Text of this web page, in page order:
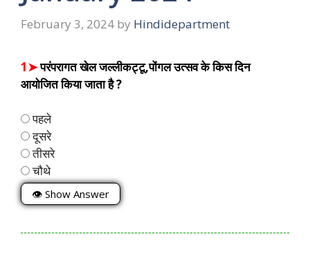
February 3, 2024 by Hindidepartment
1➤परंपरागत खेल जल्लीकट्टू,पोंगल उत्सव के किस दिन
आयोजित किया जाता है ?
पहले
दूसरे
तीसरे
चौथे
👁 Show Answer